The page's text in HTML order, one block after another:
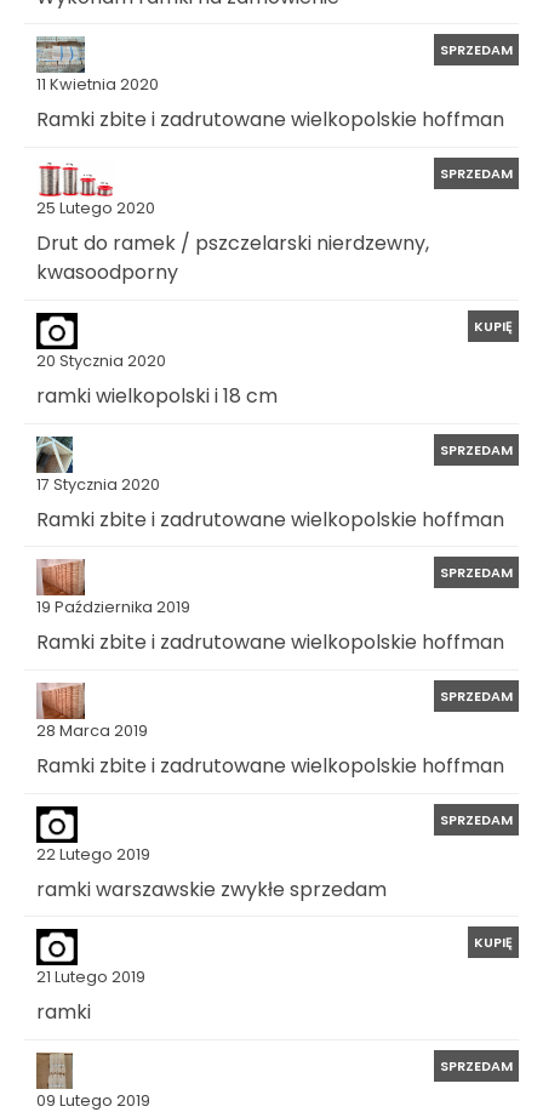
11 Kwietnia 2020
SPRZEDAM
Ramki zbite i zadrutowane wielkopolskie hoffman
25 Lutego 2020
SPRZEDAM
Drut do ramek / pszczelarski nierdzewny,
kwasoodporny
20 Stycznia 2020
KUPIĘ
ramki wielkopolski i 18 cm
17 Stycznia 2020
SPRZEDAM
Ramki zbite i zadrutowane wielkopolskie hoffman
19 Października 2019
SPRZEDAM
Ramki zbite i zadrutowane wielkopolskie hoffman
28 Marca 2019
SPRZEDAM
Ramki zbite i zadrutowane wielkopolskie hoffman
22 Lutego 2019
SPRZEDAM
ramki warszawskie zwykłe sprzedam
21 Lutego 2019
KUPIĘ
ramki
09 Lutego 2019
SPRZEDAM